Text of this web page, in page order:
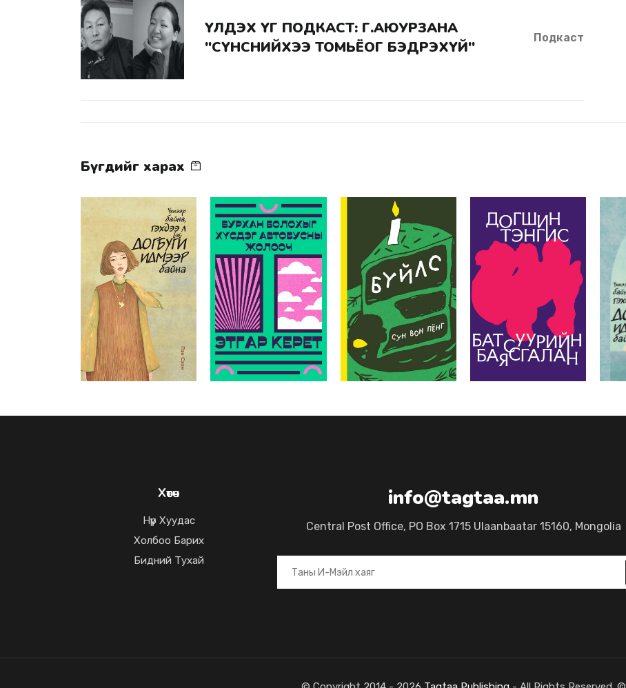
ҮЛДЭХ ҮГ ПОДКАСТ: Г.АЮУРЗАНА
"СҮНСНИЙХЭЭ ТОМЬЁОГ БЭДРЭХҮЙ"
Подкаст
Бүгдийг харах
Хөтөч
Нүүр Хуудас
Холбоо Барих
Бидний Тухай
info@tagtaa.mn
Central Post Office, PO Box 1715 Ulaanbaatar 15160, Mongolia